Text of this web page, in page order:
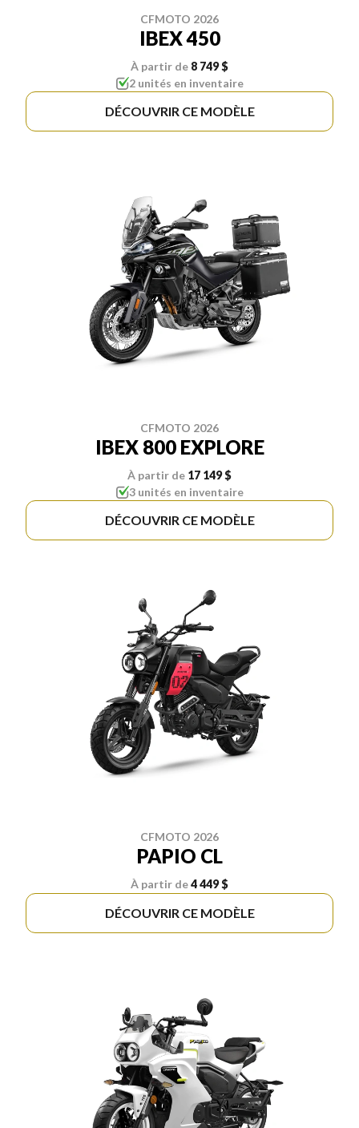
CFMOTO 2026
IBEX 450
À partir de 8 749 $
2 unités en inventaire
DÉCOUVRIR CE MODÈLE
CFMOTO 2026
IBEX 800 EXPLORE
À partir de 17 149 $
3 unités en inventaire
DÉCOUVRIR CE MODÈLE
CFMOTO 2026
PAPIO CL
À partir de4 449 $
DÉCOUVRIR CE MODÈLE